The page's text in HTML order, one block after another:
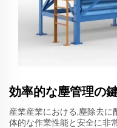
効率的な塵管理の
産業産業における,塵除去
体的な作業性能と安全に非